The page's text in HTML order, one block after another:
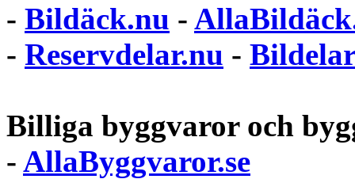
- Bildäck.nu -
- Reservdelar.nu - Bildelar
Billiga byggvaror och
- AllaByggvaror.se